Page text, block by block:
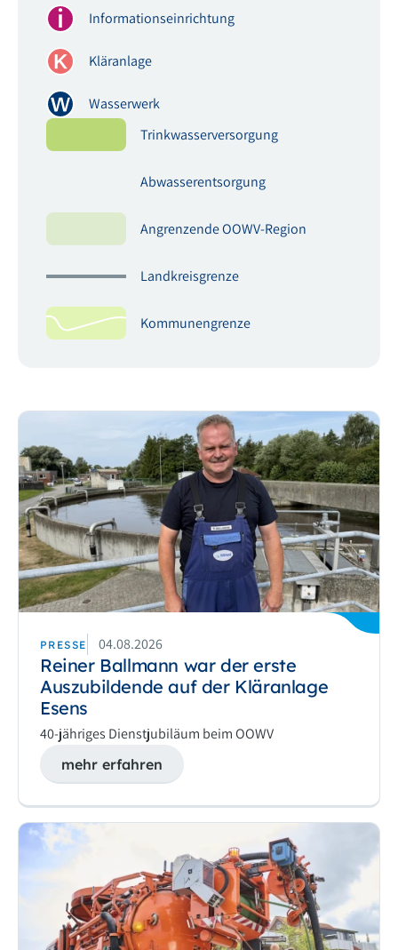
Kläranlage Moorweg
Kläranlage Neuharlingersiel
Kläranlage Schillig
Kläranlage Varel
Kläranlage Wangerooge
Wasser-Wald-Zentrum (WWZ) Schortens
E-Mail:
Wasserwerk Harlingerland
Wasserwerk Langeoog
E-Mail: ww-
Wasserwerk Sandelermöns
Wasserwerk Spiekeroog
Informationseinrichtung
Kläranlage
Wasserwerk
Trinkwasserversorgung
Abwasserentsorgung
Angrenzende OOWV-Region
Landkreisgrenze
Kommunengrenze
PRESSE 04.08.2026
Reiner Ballmann war der erste
Auszubildende auf der Kläranlage
Esens
40-jähriges Dienstjubiläum beim OOWV
mehr erfahren